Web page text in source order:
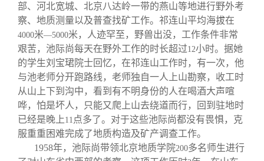
部、河北宽城、北京八达岭一带的燕山等地进行野外考
察、地质测量以及普查找矿工作。祁连山平均海拔在
4000米—5000米，人迹罕至，野兽出没，工作条件非常
艰苦，池际尚每天在野外工作的时长超过12小时。据她
的学生刘宝珺院士回忆，在祁连山工作时，有一次，他
与池老师分开跑路线，老师独自一人上山勘察，收工时
从山上下到沟中，看到有不明身份的人在喝酒大声喧
哗，怕是坏人，只能又爬上山去绕道而行，回到驻地时
已经是晚上 11 点多了。对于这些池际尚都没有畏惧，克
服重重困难完成了地质构造及矿产调查工作。
1958年，池际尚带领北京地质学院200多名师生进行